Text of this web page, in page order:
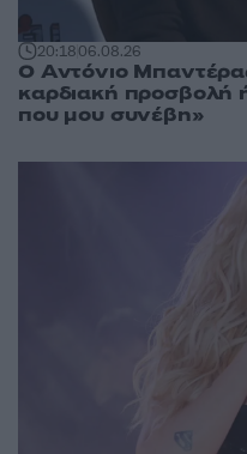
20:1806.08.26
Ο Αντόνιο
καρδιακή προσβολή
που μου συνέβη»